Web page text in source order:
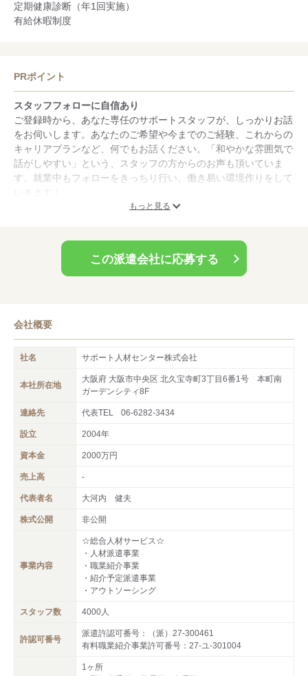
定期健康診断（年1回実施）
有給休暇制度
PRポイント
スタッフフォローに自信あり
ご登録時から、あなた専任のサポートスタッフが、しっかりお話
をお伺いします。あなたのご希望や今までのご経験、これからの
キャリアプランなど、何でもお話ください。「和やかな雰囲気で
話がしやすい」という、スタッフの方からのお声も頂いていま
す。就業中もフォローをきっちり行い、働き易い環境作りをして
ら・・・」とやりたいお仕事を諦めていたあなたも安心です。
未経験OKのお仕事が豊富
かしたい」「未経験だけど、新しいお仕事に挑戦したい」・・・
そんなあなたの気持ちに応えるお仕事をご紹介します！
もっと見る
この派遣会社に応募する
会社概要
社名 サポート人材センター株式会社
本社所在地
大阪府 大阪市中央区 北久宝寺町3丁目6番1号 本町南
ガーデンシティ8F
連絡先 代表TEL 06-6282-3434
設立 2004年
資本金 2000万円
売上高 -
代表者名 大河内 健夫
株式公開 非公開
事業内容
☆総合人材サービス☆
・人材派遣事業
・職業紹介事業
・紹介予定派遣事業
・アウトソーシング
スタッフ数 4000人
許認可番号
派遣許認可番号：（派）27-300461
有料職業紹介事業許可番号：27-ユ-301004
1ヶ所